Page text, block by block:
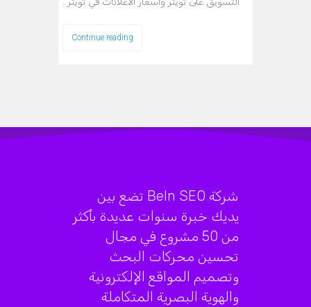
Continue reading
شركة BeIn SEO تضع بين
يديك خبرة سنوات عديدة بأكثر
من 50 مشروع في مجال
تحسين محركات البحث
وتصميم المواقع الإلكترونية
والهوية البصرية المتكاملة